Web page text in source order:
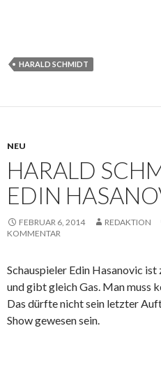
HARALD SCHMIDT
NEU
HARALD
EDIN
FEBRUAR 6, 2014 REDAKTION
KOMMENTAR
Schauspieler Edin Hasanovic
und gibt gleich Gas. Man muss
Das dürfte nicht sein letzter
Show gewesen sein.